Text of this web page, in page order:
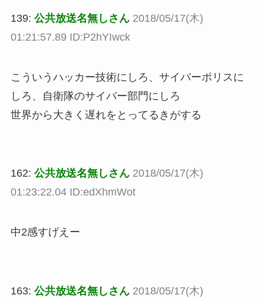
139: 公共放送名無しさん 2018/05/17(木)
01:21:57.89 ID:P2hYIwck
こういうハッカー技術にしろ、サイバーポリスに
しろ、自衛隊のサイバー部門にしろ
世界から大きく遅れをとってるきがする
162: 公共放送名無しさん 2018/05/17(木)
01:23:22.04 ID:edXhmWot
中2感すげえー
163: 公共放送名無しさん 2018/05/17(木)